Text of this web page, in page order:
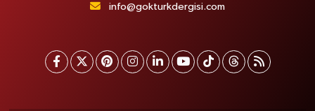
info@gokturkdergisi.com